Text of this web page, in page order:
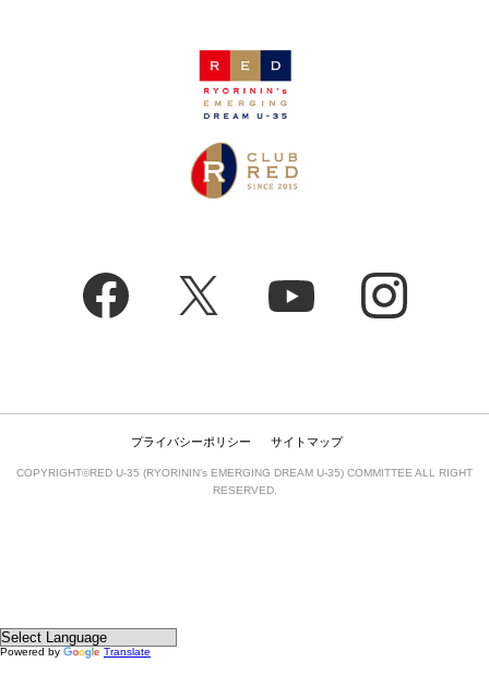
プライバシーポリシー サイトマップ
COPYRIGHT©RED U-35 (RYORININ’s EMERGING DREAM U-35) COMMITTEE ALL RIGHT
RESERVED.
Powered by Translate